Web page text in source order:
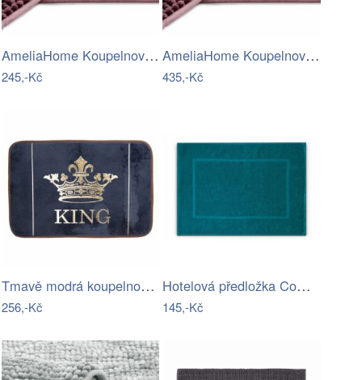
AmeliaHome Koupelnový koberec Bati…
245,-Kč
AmeliaHome Koupelnový koberec Bati…
435,-Kč
Tmavě modrá koupelnová předložka King -…
256,-Kč
Hotelová předložka Comfort azurová 750g…
145,-Kč